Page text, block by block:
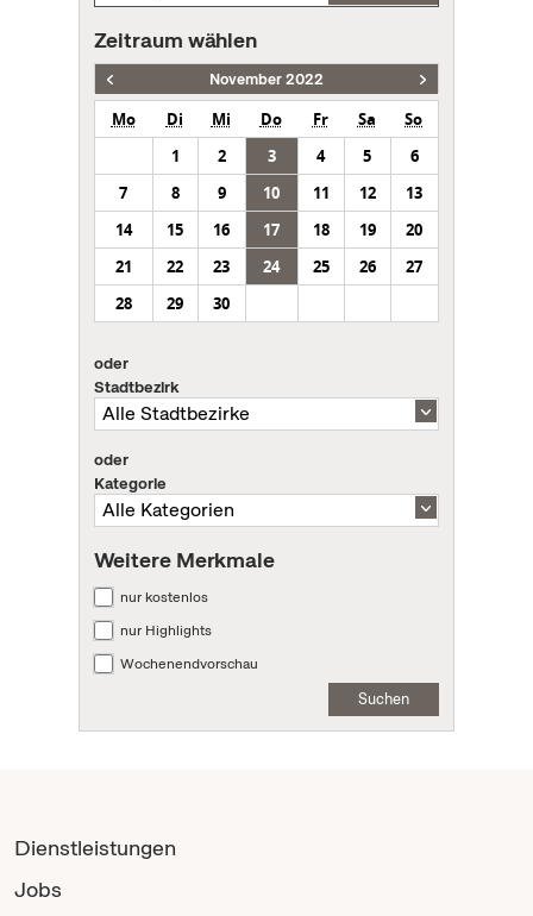
Zeitraum wählen
November 2022
Mo Di Mi Do Fr Sa
So
1
2 3 4 5
6
7
8 9 10 11 12
13
14
15 16 17 18 19
20
21
22 23 24 25 26
27
28
29 30
oder
Stadtbezirk
oder
Kategorie
Weitere Merkmale
nur kostenlos
nur Highlights
Wochenendvorschau
Suchen
Dienstleistungen
Jobs